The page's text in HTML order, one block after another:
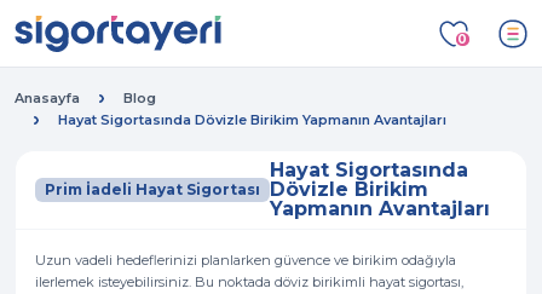
0
Anasayfa
Blog
Hayat Sigortasında Dövizle Birikim Yapmanın Avantajları
Prim İadeli Hayat Sigortası
Hayat Sigortasında
Dövizle Birikim
Yapmanın Avantajları
Uzun vadeli hedeflerinizi planlarken güvence ve birikim odağıyla
ilerlemek isteyebilirsiniz. Bu noktada döviz birikimli hayat sigortası,